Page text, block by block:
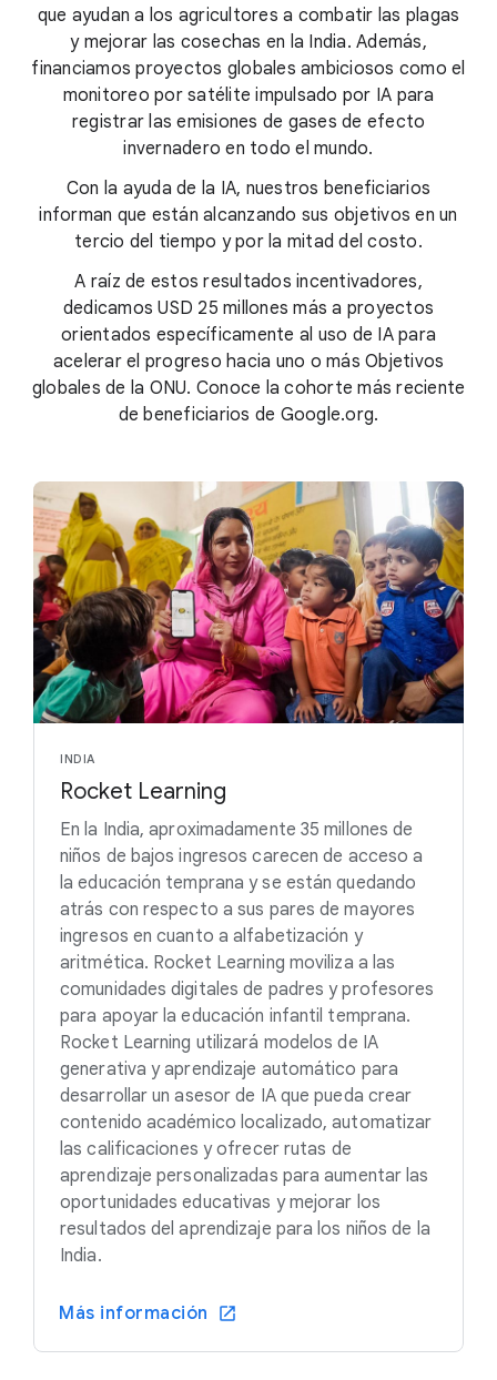
que ayudan a los agricultores a combatir las plagas
y mejorar las cosechas en la India. Además,
financiamos proyectos globales ambiciosos como el
monitoreo por satélite impulsado por IA para
registrar las emisiones de gases de efecto
invernadero en todo el mundo.
Con la ayuda de la IA, nuestros beneficiarios
informan que están alcanzando sus objetivos en un
tercio del tiempo y por la mitad del costo.
A raíz de estos resultados incentivadores,
dedicamos USD 25 millones más a proyectos
orientados específicamente al uso de IA para
acelerar el progreso hacia uno o más Objetivos
globales de la ONU. Conoce la cohorte más reciente
de beneficiarios de Google.org.
INDIA
Rocket Learning
En la India, aproximadamente 35 millones de
niños de bajos ingresos carecen de acceso a
la educación temprana y se están quedando
atrás con respecto a sus pares de mayores
ingresos en cuanto a alfabetización y
aritmética. Rocket Learning moviliza a las
comunidades digitales de padres y profesores
para apoyar la educación infantil temprana.
Rocket Learning utilizará modelos de IA
generativa y aprendizaje automático para
desarrollar un asesor de IA que pueda crear
contenido académico localizado, automatizar
las calificaciones y ofrecer rutas de
aprendizaje personalizadas para aumentar las
oportunidades educativas y mejorar los
resultados del aprendizaje para los niños de la
India.
Más información